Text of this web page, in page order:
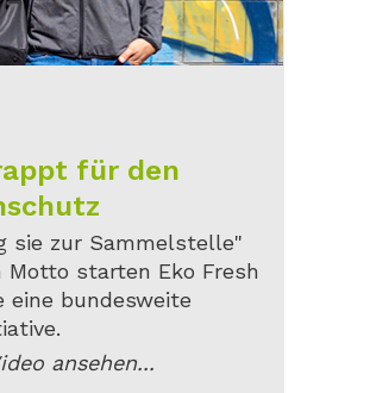
für den
sie zur Sammelstelle"
starten Eko Fresh
bundesweite
ansehen...